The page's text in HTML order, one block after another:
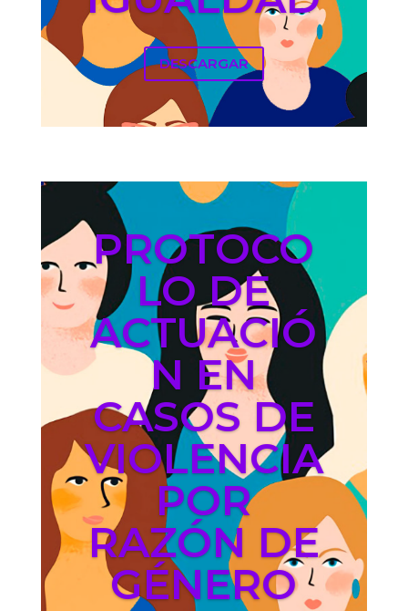
DESCARGAR
PROTOCO
LO DE
ACTUACIÓ
N EN
CASOS DE
VIOLENCIA
POR
RAZÓN DE
GÉNERO